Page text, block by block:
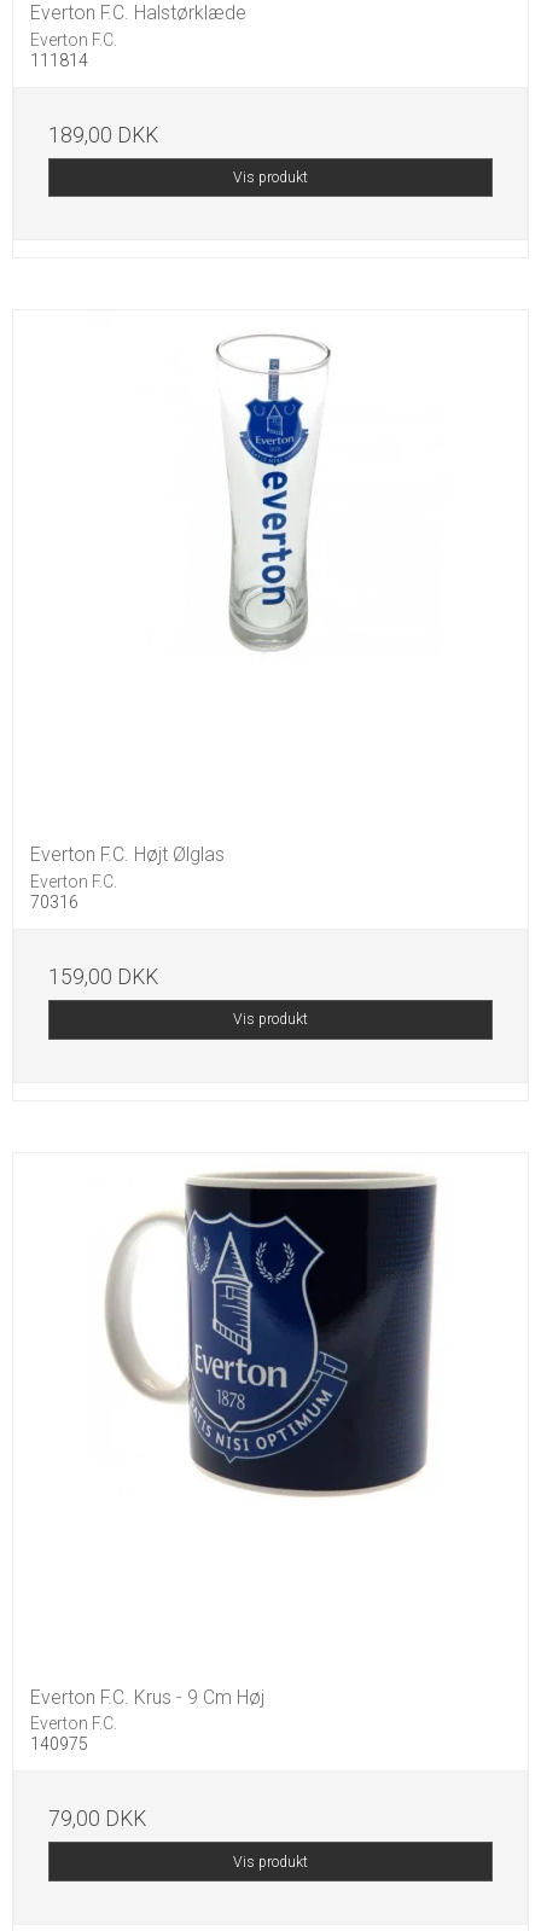
Everton F.C. Halstørklæde
Everton F.C.
111814
189,00 DKK
Vis produkt
Everton F.C. Højt Ølglas
Everton F.C.
70316
159,00 DKK
Vis produkt
Everton F.C. Krus - 9 Cm Høj
Everton F.C.
140975
79,00 DKK
Vis produkt